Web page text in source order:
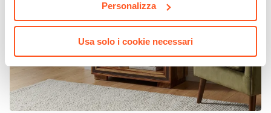
Personalizza
Usa solo i cookie necessari